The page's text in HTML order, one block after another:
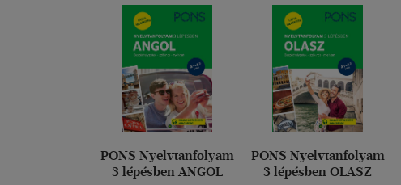
PONS Nyelvtanfolyam
3 lépésben ANGOL
PONS Nyelvtanfolyam
3 lépésben OLASZ